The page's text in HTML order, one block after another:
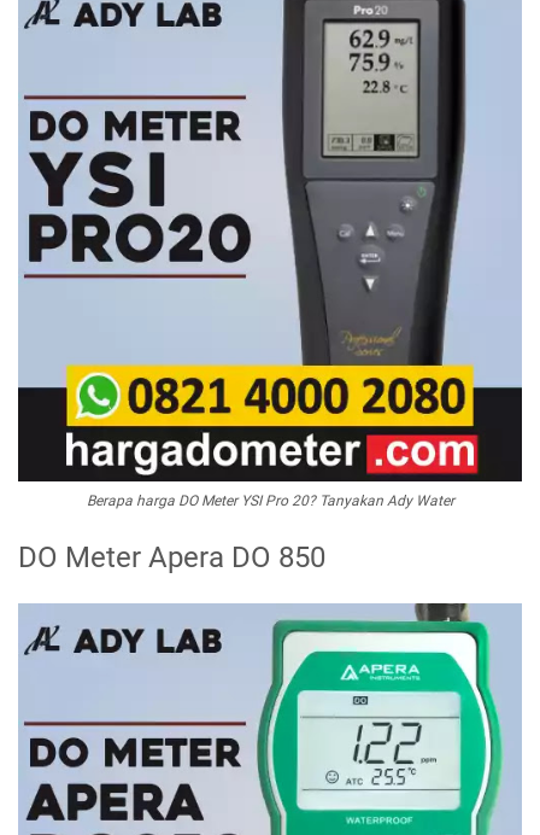
Berapa harga DO Meter YSI Pro 20? Tanyakan Ady Water
DO Meter Apera DO 850